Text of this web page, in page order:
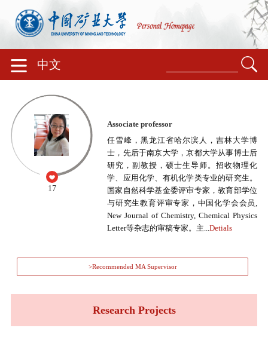
中文
17
Associate professor
任雪峰，黑龙江省哈尔滨人，吉林大学博
士，先后于南京大学，京都大学从事博士后
研究，副教授，硕士生导师。招收物理化
学、应用化学、有机化学类专业的研究生。
国家自然科学基金委评审专家，教育部学位
与研究生教育评审专家，中国化学会会员,
New Journal of Chemistry, Chemical Physics
Letter等杂志的审稿专家。主...Detials
>Recommended MA Supervisor
Research Projects